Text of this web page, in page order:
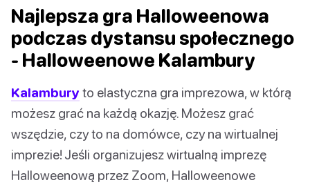
Najlepsza gra Halloweenowa
podczas dystansu społecznego
- Halloweenowe Kalambury
Kalambury to elastyczna gra imprezowa, w którą
możesz grać na każdą okazję. Możesz grać
wszędzie, czy to na domówce, czy na wirtualnej
imprezie! Jeśli organizujesz wirtualną imprezę
Halloweenową przez Zoom, Halloweenowe